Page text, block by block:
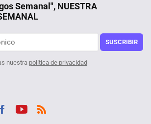
Semanal", NUESTRA
SUSCRIBIR
nuestra política de privacidad